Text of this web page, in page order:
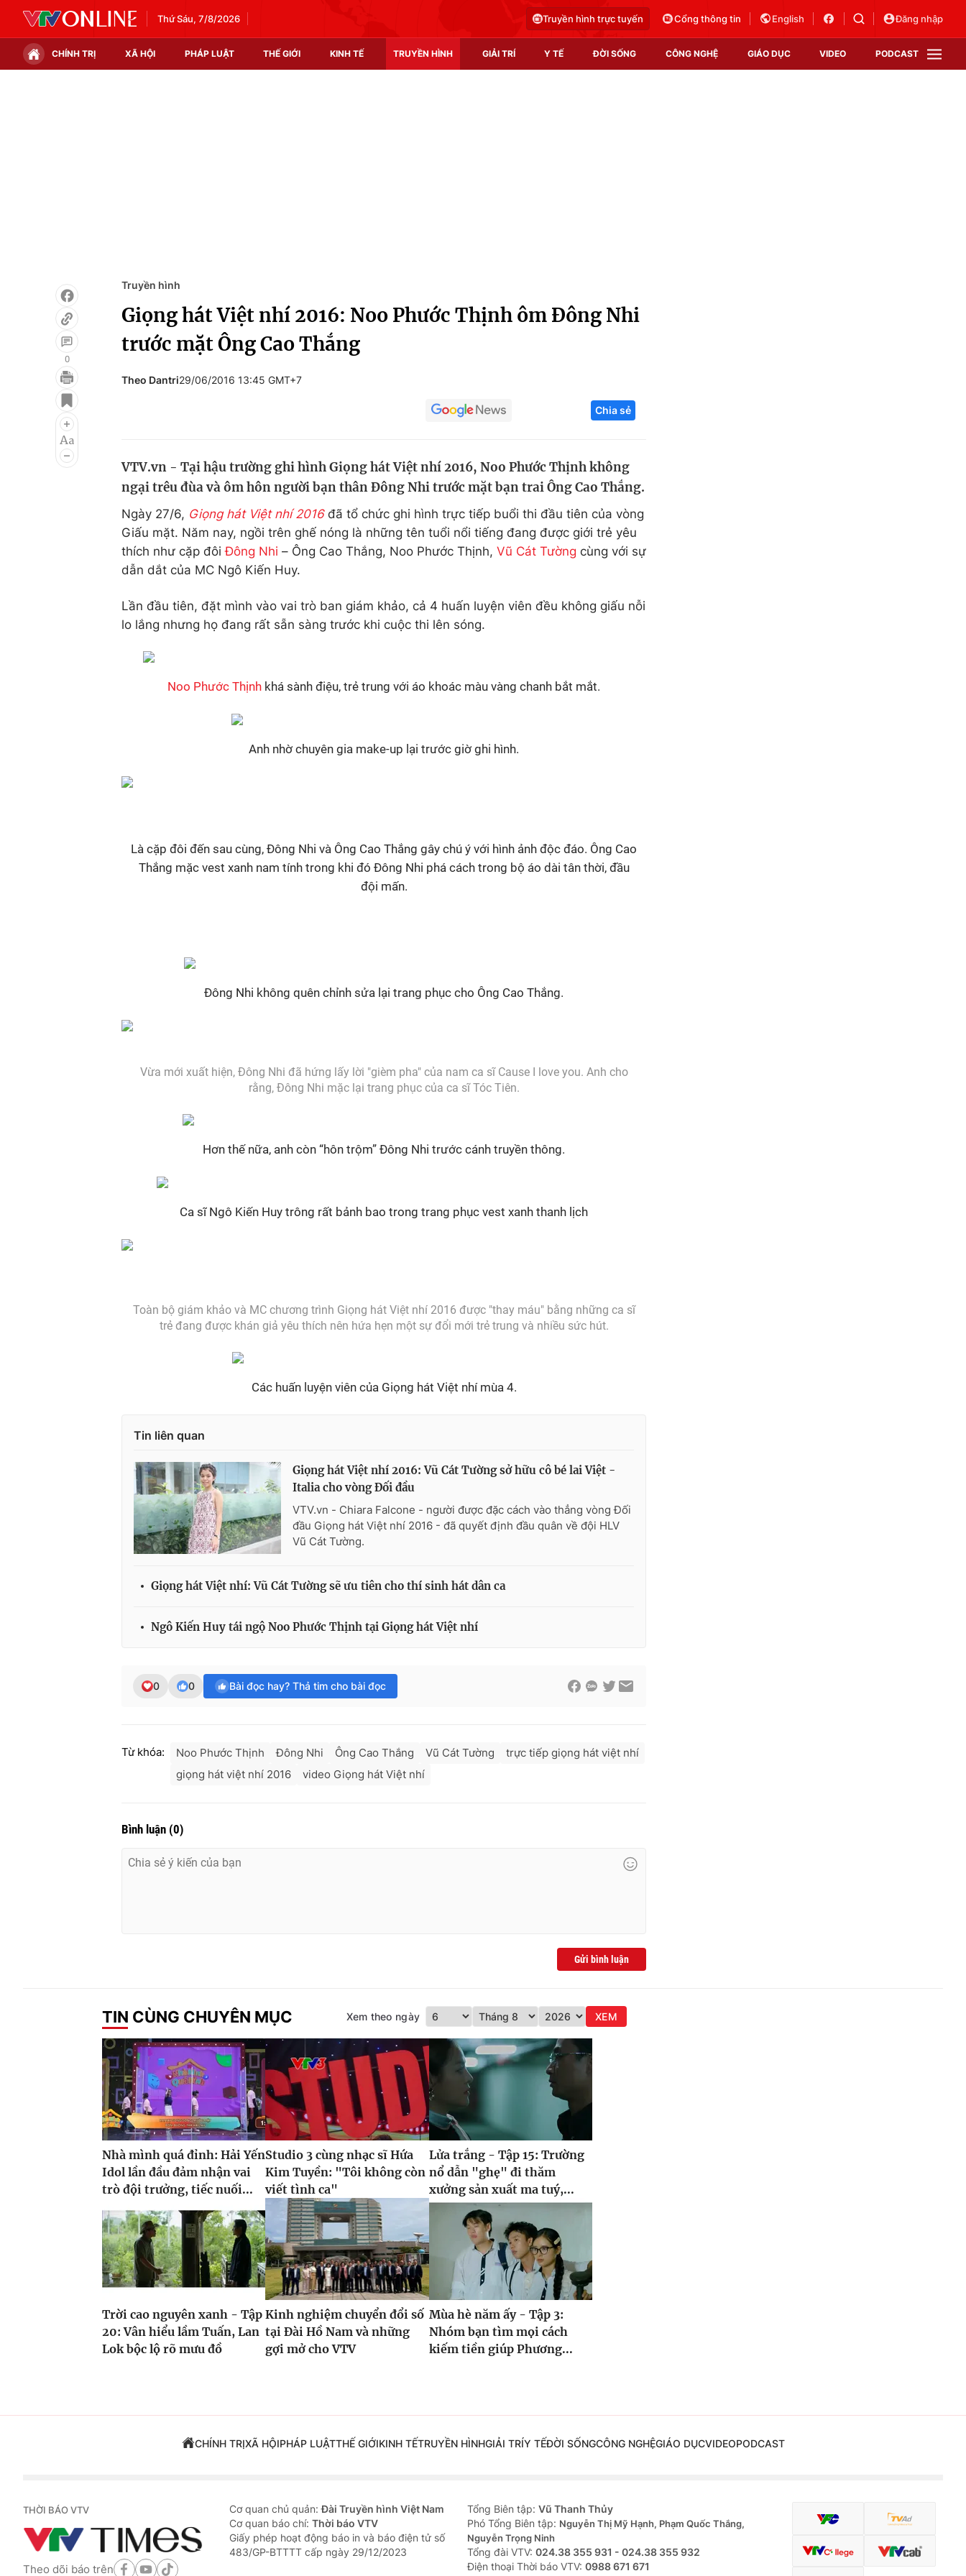
Thứ Sáu, 7/8/2026 Truyền hình trực tuyến Cổng thông tin English Đăng nhập
CHÍNH TRỊ XÃ HỘI PHÁP LUẬT THẾ GIỚI KINH TẾ TRUYỀN HÌNH GIẢI TRÍ Y TẾ ĐỜI SỐNG CÔNG NGHỆ GIÁO DỤC VIDEO PODCAST
Infographic
Điện ảnh
Âm nhạc
Chất lượng cuộc sống
Tuyển sinh
Hitech Công nghệ tương lai
Thị trường
0
Truyền hình
Giọng hát Việt nhí 2016: Noo Phước Thịnh ôm Đông Nhi
trước mặt Ông Cao Thắng
Theo Dantri29/06/2016 13:45 GMT+7
Chia sẻ
VTV.vn - Tại hậu trường ghi hình Giọng hát Việt nhí 2016, Noo Phước Thịnh không
ngại trêu đùa và ôm hôn người bạn thân Đông Nhi trước mặt bạn trai Ông Cao Thắng.
Ngày 27/6, Giọng hát Việt nhí 2016 đã tổ chức ghi hình trực tiếp buổi thi đầu tiên của vòng
Giấu mặt. Năm nay, ngồi trên ghế nóng là những tên tuổi nổi tiếng đang được giới trẻ yêu
thích như cặp đôiĐông Nhi – Ông Cao Thắng, Noo Phước Thịnh, Vũ Cát Tường cùng với sự
dẫn dắt của MC Ngô Kiến Huy.
Lần đầu tiên, đặt mình vào vai trò ban giám khảo, cả 4 huấn luyện viên đều không giấu nỗi
lo lắng nhưng họ đang rất sẵn sàng trước khi cuộc thi lên sóng.
Noo Phước Thịnh khá sành điệu, trẻ trung với áo khoác màu vàng chanh bắt mắt.
Anh nhờ chuyên gia make-up lại trước giờ ghi hình.
Là cặp đôi đến sau cùng, Đông Nhi và Ông Cao Thắng gây chú ý với hình ảnh độc đáo. Ông Cao
Thắng mặc vest xanh nam tính trong khi đó Đông Nhi phá cách trong bộ áo dài tân thời, đầu
đội mấn.
Đông Nhi không quên chỉnh sửa lại trang phục cho Ông Cao Thắng.
Vừa mới xuất hiện, Đông Nhi đã hứng lấy lời "gièm pha" của nam ca sĩ Cause I love you. Anh cho
rằng, Đông Nhi mặc lại trang phục của ca sĩ Tóc Tiên.
Hơn thế nữa, anh còn “hôn trộm” Đông Nhi trước cánh truyền thông.
Ca sĩ Ngô Kiến Huy trông rất bảnh bao trong trang phục vest xanh thanh lịch
Toàn bộ giám khảo và MC chương trình Giọng hát Việt nhí 2016 được "thay máu" bằng những ca sĩ
trẻ đang được khán giả yêu thích nên hứa hẹn một sự đổi mới trẻ trung và nhiều sức hút.
Các huấn luyện viên của Giọng hát Việt nhí mùa 4.
Tin liên quan
Giọng hát Việt nhí 2016: Vũ Cát Tường sở hữu cô bé lai Việt -
Italia cho vòng Đối đầu
VTV.vn - Chiara Falcone - người được đặc cách vào thẳng vòng Đối
đầu Giọng hát Việt nhí 2016 - đã quyết định đầu quân về đội HLV
Vũ Cát Tường.
Giọng hát Việt nhí: Vũ Cát Tường sẽ ưu tiên cho thí sinh hát dân ca
Ngô Kiến Huy tái ngộ Noo Phước Thịnh tại Giọng hát Việt nhí
0 0 Bài đọc hay? Thả tim cho bài đọc
Từ khóa: Noo Phước Thịnh Đông Nhi Ông Cao Thắng Vũ Cát Tường
trực tiếp giọng hát việt nhí
giọng hát việt nhí 2016
video Giọng hát Việt nhí
Bình luận (0)
Gửi bình luận
TIN CÙNG CHUYÊN MỤC Xem theo ngày XEM
Nhà mình quá đỉnh: Hải Yến
Idol lần đầu đảm nhận vai
trò đội trưởng, tiếc nuối...
Studio 3 cùng nhạc sĩ Hứa
Kim Tuyền: "Tôi không còn
viết tình ca"
Lửa trắng - Tập 15: Trường
nổ dẫn "ghẹ" đi thăm
xưởng sản xuất ma tuý,...
Trời cao nguyên xanh - Tập
20: Vân hiểu lầm Tuấn, Lan
Lok bộc lộ rõ mưu đồ
Kinh nghiệm chuyển đổi số
tại Đài Hồ Nam và những
gợi mở cho VTV
Mùa hè năm ấy - Tập 3:
Nhóm bạn tìm mọi cách
kiếm tiền giúp Phương...
CHÍNH TRỊXÃ HỘIPHÁP LUẬTTHẾ GIỚIKINH TẾTRUYỀN HÌNHGIẢI TRÍY TẾĐỜI SỐNGCÔNG NGHỆGIÁO DỤCVIDEOPODCAST
THỜI BÁO VTV
Theo dõi báo trên
Cơ quan chủ quản:Đài Truyền hình Việt Nam
Cơ quan báo chí: Thời báo VTV
Giấy phép hoạt động báo in và báo điện tử số
483/GP-BTTTT cấp ngày 29/12/2023
Tổng Biên tập: Vũ Thanh Thủy
Phó Tổng Biên tập: Nguyễn Thị Mỹ Hạnh, Phạm Quốc Thắng,
Nguyễn Trọng Ninh
Tổng đài VTV: 024.38 355 931 - 024.38 355 932
Ðiện thoại Thời báo VTV: 0988 671 671